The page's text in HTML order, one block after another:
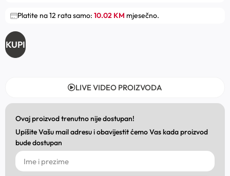
Platite na 12 rata samo: 10.02 KM mjesečno.
KUPI
LIVE VIDEO PROIZVODA
Ovaj proizvod trenutno nije dostupan!
Upišite Vašu mail adresu i obavijestit ćemo Vas kada proizvod
bude dostupan